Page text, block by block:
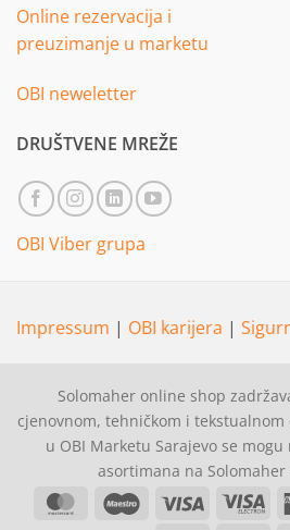
Online rezervacija i
preuzimanje u marketu
OBI neweletter
DRUŠTVENE MREŽE
OBI Viber grupa
Impressum | OBI karijera |
Solomaher online shop
cjenovnom, tehničkom i
u OBI Marketu Sarajevo se
asortimana na
MasterCardMaestroVisa